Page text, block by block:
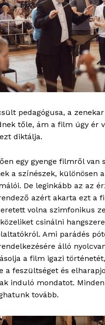
pedagógusa, a
tőle, ám a film úgy ér
diktálja.
egy gyenge filmről van
a színészek, különösen
De leginkább az az
azért akarta ezt a
volna szimfonikus
csinálni
Ami parádés
álló
a film igazi
a feszültséget és
induló mondatot.
tovább.